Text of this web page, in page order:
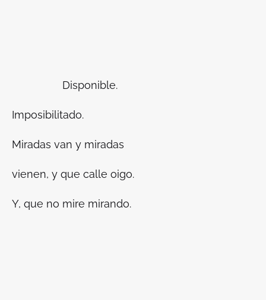
Disponible.
Imposibilitado.
Miradas van y miradas
vienen, y que calle oigo.
Y, que no mire mirando.